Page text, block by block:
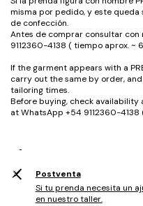
misma por pedido, y este
de confección.
Antes de comprar consultar
9112360-4138 ( tiempo aprox. ~
If the garment appears with a
carry out the same by order,
tailoring times.
Before buying, check
at WhatsApp +54 9112360-
Postventa
Si tu prenda necesita un
en nuestro taller.